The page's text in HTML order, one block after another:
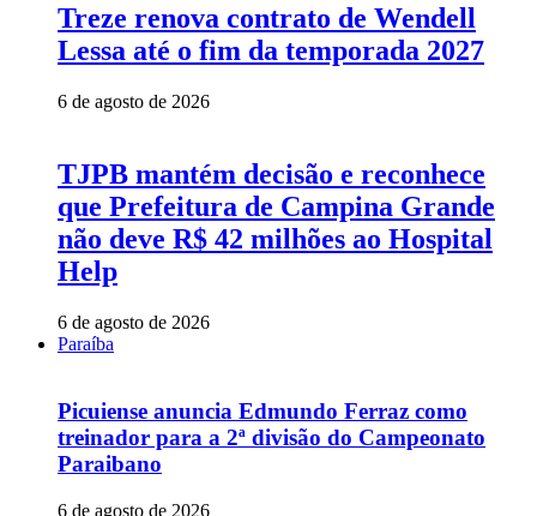
Treze renova contrato de Wendell
Lessa até o fim da temporada 2027
6 de agosto de 2026
TJPB mantém decisão e reconhece
que Prefeitura de Campina Grande
não deve R$ 42 milhões ao Hospital
Help
6 de agosto de 2026
Paraíba
Picuiense anuncia Edmundo Ferraz como
treinador para a 2ª divisão do Campeonato
Paraibano
6 de agosto de 2026